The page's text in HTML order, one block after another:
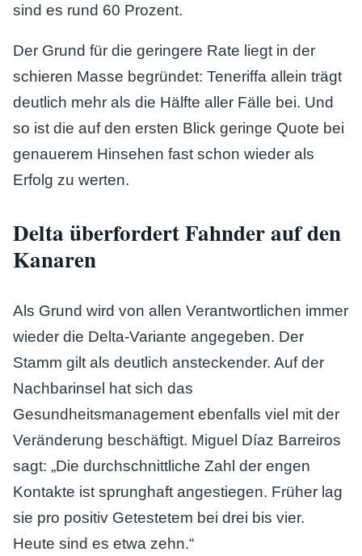
sind es rund 60 Prozent.
Der Grund für die geringere Rate liegt in der
schieren Masse begründet: Teneriffa allein trägt
deutlich mehr als die Hälfte aller Fälle bei. Und
so ist die auf den ersten Blick geringe Quote bei
genauerem Hinsehen fast schon wieder als
Erfolg zu werten.
Delta überfordert Fahnder auf den
Kanaren
Als Grund wird von allen Verantwortlichen immer
wieder die Delta-Variante angegeben. Der
Stamm gilt als deutlich ansteckender. Auf der
Nachbarinsel hat sich das
Gesundheitsmanagement ebenfalls viel mit der
Veränderung beschäftigt. Miguel Díaz Barreiros
sagt: „Die durchschnittliche Zahl der engen
Kontakte ist sprunghaft angestiegen. Früher lag
sie pro positiv Getestetem bei drei bis vier.
Heute sind es etwa zehn.“